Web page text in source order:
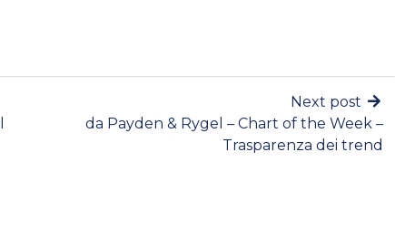
Next post
da Payden & Rygel – Chart of the Week –
Trasparenza dei trend